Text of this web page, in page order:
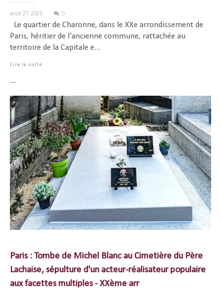
août 27, 2025 0
Le quartier de Charonne, dans le XXe arrondissement de
Paris, héritier de l'ancienne commune, rattachée au
territoire de la Capitale e...
Lire la suite
...
Paris : Tombe de Michel Blanc au Cimetière du Père
Lachaise, sépulture d'un acteur-réalisateur populaire
aux facettes multiples - XXème arr